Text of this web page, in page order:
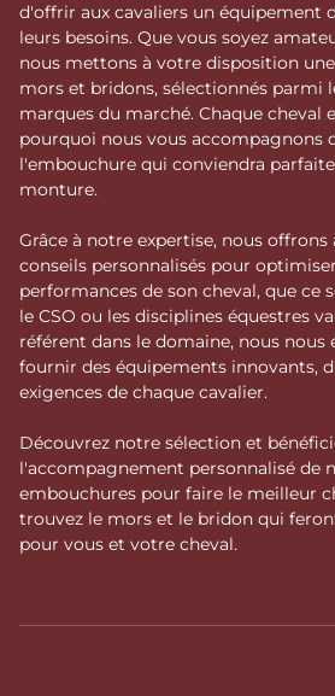
d'offrir aux cavaliers un équipement
leurs besoins. Que vous soyez
nous mettons à votre disposition
mors et bridons, sélectionnés parmi
marques du marché. Chaque cheval
pourquoi nous vous accompagnons
l'embouchure qui conviendra
monture.
Grâce à notre expertise, nous offrons
conseils personnalisés pour
performances de son cheval, que ce
le CSO ou les disciplines équestres
référent dans le domaine, nous nous
fournir des équipements innovants,
exigences de chaque cavalier.
Découvrez notre sélection et
l'accompagnement personnalisé de
embouchures pour faire le meilleur
trouvez le mors et le bridon qui
pour vous et votre cheval.